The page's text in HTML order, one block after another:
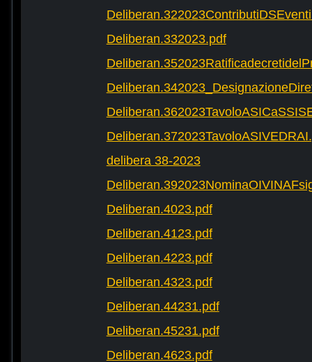
Deliberan.332023.pdf
delibera 38-2023
Deliberan.4023.pdf
Deliberan.4123.pdf
Deliberan.4223.pdf
Deliberan.4323.pdf
Deliberan.44231.pdf
Deliberan.45231.pdf
Deliberan.4623.pdf